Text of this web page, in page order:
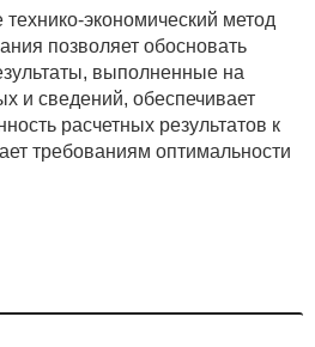
экономический метод
позволяет обосновать
выполненные на
и сведений, обеспечивает
расчетных результатов к
требованиям оптимальности